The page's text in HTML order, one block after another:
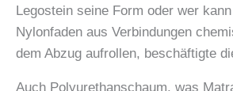
Legostein seine Form oder wer
Nylonfaden aus Verbindungen
dem Abzug aufrollen, beschäftigte
Auch Polyurethanschaum, was